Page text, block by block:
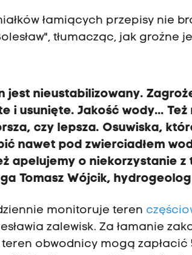
łamiących przepisy nie
tłumacząc, jak groźne
jest nieustabilizowany.
i usunięte. Jakość wody... Też
czy lepsza. Osuwiska,
nawet pod zwierciadłem
apelujemy o niekorzystanie
Tomasz Wójcik,
monitoruje teren
zalewisk. Za łamanie
obwodnicy mogą zapłacić